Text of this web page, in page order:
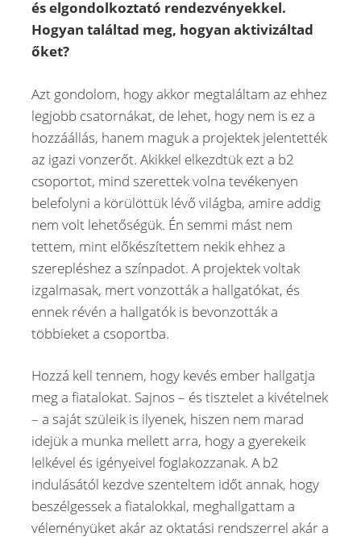
és elgondolkoztató rendezvényekkel.
Hogyan találtad meg, hogyan aktivizáltad
őket?
Azt gondolom, hogy akkor megtaláltam az ehhez
legjobb csatornákat, de lehet, hogy nem is ez a
hozzáállás, hanem maguk a projektek jelentették
az igazi vonzerőt. Akikkel elkezdtük ezt a b2
csoportot, mind szerettek volna tevékenyen
belefolyni a körülöttük lévő világba, amire addig
nem volt lehetőségük. Én semmi mást nem
tettem, mint előkészítettem nekik ehhez a
szerepléshez a színpadot. A projektek voltak
izgalmasak, mert vonzották a hallgatókat, és
ennek révén a hallgatók is bevonzották a
többieket a csoportba.
Hozzá kell tennem, hogy kevés ember hallgatja
meg a fiatalokat. Sajnos – és tisztelet a kivételnek
– a saját szüleik is ilyenek, hiszen nem marad
idejük a munka mellett arra, hogy a gyerekeik
lelkével és igényeivel foglakozzanak. A b2
indulásától kezdve szenteltem időt annak, hogy
beszélgessek a fiatalokkal, meghallgattam a
véleményüket akár az oktatási rendszerrel akár a